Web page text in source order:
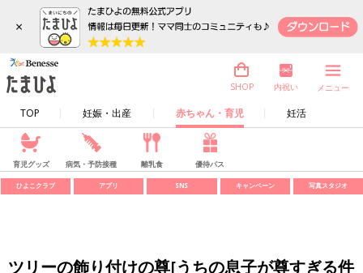
×
TOP 妊娠・出産 赤ちゃん・育児 妊活
SHOP 内祝い メニュー
育児グッズ 病気・予防接種 離乳食 優待パス
ひよこクラブ アプリ SNS キャンペーン 写真スタジオ
ツリーの飾り付けの尊[うちの息子が尊すぎる件